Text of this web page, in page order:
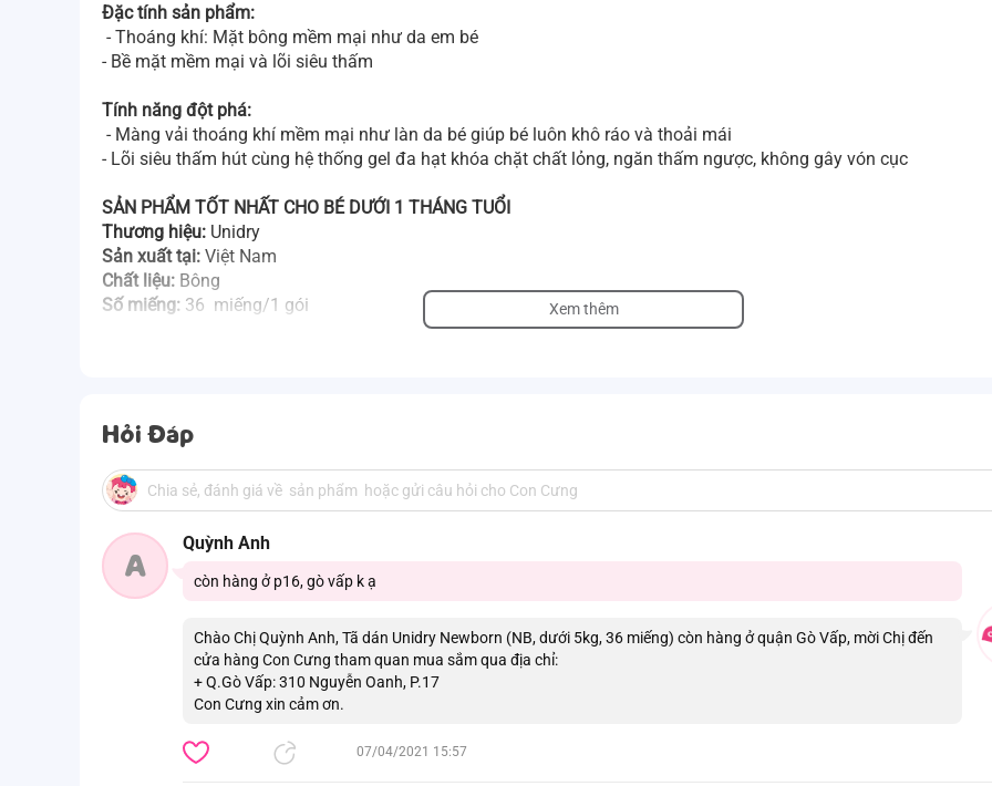
Đặc tính sản phẩm:
- Thoáng khí: Mặt bông mềm mại như da em bé
- Bề mặt mềm mại và lõi siêu thấm
Tính năng đột phá:
- Màng vải thoáng khí mềm mại như làn da bé giúp bé luôn khô ráo và thoải mái
- Lõi siêu thấm hút cùng hệ thống gel đa hạt khóa chặt chất lỏng, ngăn thấm ngược, không gây vón cục
SẢN PHẨM TỐT NHẤT CHO BÉ DƯỚI 1 THÁNG TUỔI
Thương hiệu: Unidry
Sản xuất tại: Việt Nam
Chất liệu: Bông
Số miếng: 36 miếng/1 gói Xem thêm
Hỏi Đáp
A
Quỳnh Anh
còn hàng ở p16, gò vấp k ạ
Chào Chị Quỳnh Anh, Tã dán Unidry Newborn (NB, dưới 5kg, 36 miếng) còn hàng ở quận Gò Vấp, mời Chị đến
cửa hàng Con Cưng tham quan mua sắm qua địa chỉ:
+ Q.Gò Vấp: 310 Nguyễn Oanh, P.17
Con Cưng xin cảm ơn.
07/04/2021 15:57